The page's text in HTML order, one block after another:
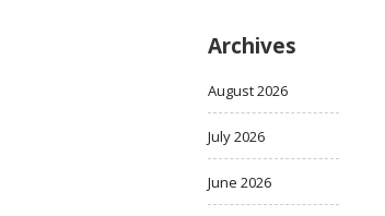
Archives
August 2026
July 2026
June 2026